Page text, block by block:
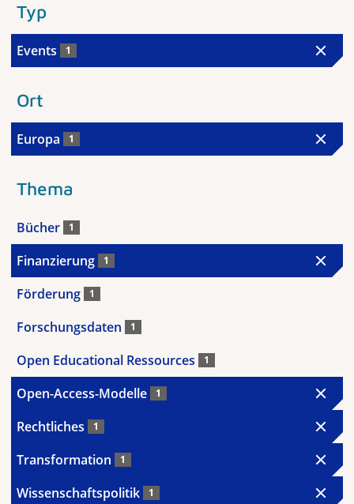
Typ
Events 1
Ort
Europa 1
Thema
Bücher 1
Finanzierung 1
Förderung 1
Forschungsdaten 1
Open Educational Ressources 1
Open-Access-Modelle 1
Rechtliches 1
Transformation 1
Wissenschaftspolitik 1